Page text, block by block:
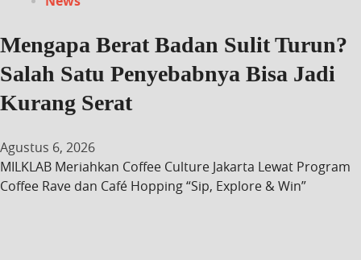
Mengapa Berat Badan Sulit Turun?
Salah Satu Penyebabnya Bisa Jadi
Kurang Serat
Agustus 6, 2026
MILKLAB Meriahkan Coffee Culture Jakarta Lewat Program
Coffee Rave dan Café Hopping “Sip, Explore & Win”